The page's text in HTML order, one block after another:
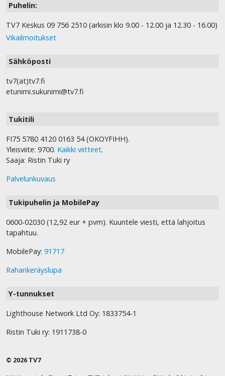
Puhelin:
TV7 Keskus 09 756 2510 (arkisin klo 9.00 - 12.00 ja 12.30 - 16.00)
Vikailmoitukset
Sähköposti
tv7(at)tv7.fi
etunimi.sukunimi@tv7.fi
Tukitili
FI75 5780 4120 0163 54 (OKOYFIHH).
Yleisviite: 9700. Kaikki viitteet.
Saaja: Ristin Tuki ry
Palvelunkuvaus
Tukipuhelin ja MobilePay
0600-02030 (12,92 eur + pvm). Kuuntele viesti, että lahjoitus
tapahtuu.
MobilePay: 91717
Rahankeräyslupa
Y-tunnukset
Lighthouse Network Ltd Oy: 1833754-1
Ristin Tuki ry: 1911738-0
© 2026 TV7